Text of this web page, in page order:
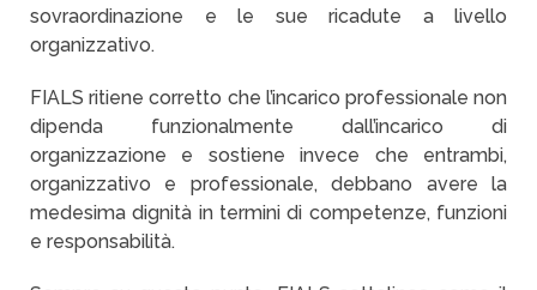
sovraordinazione e le sue ricadute a livello
organizzativo.
FIALS ritiene corretto che l’incarico professionale non
dipenda funzionalmente dall’incarico di
organizzazione e sostiene invece che entrambi,
organizzativo e professionale, debbano avere la
medesima dignità in termini di competenze, funzioni
e responsabilità.